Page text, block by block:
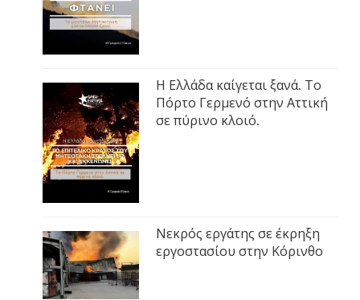
Η Ελλάδα καίγεται ξανά. Το
Πόρτο Γερμενό στην Αττική
σε πύρινο κλοιό.
Νεκρός εργάτης σε έκρηξη
εργοστασίου στην Κόρινθο